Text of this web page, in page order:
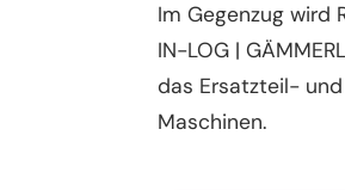
Im Gegenzug wird
IN-LOG |
das Ersatzteil-
Maschinen.